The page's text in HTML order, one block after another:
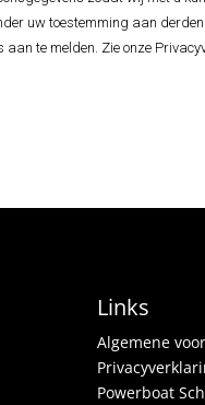
uw toestemming aan
te melden. Zie onze
Links
Algemene
Powerboat